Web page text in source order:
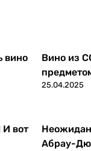
вино
Вино из СССР снова
25.04.2025
И вот
Абрау-